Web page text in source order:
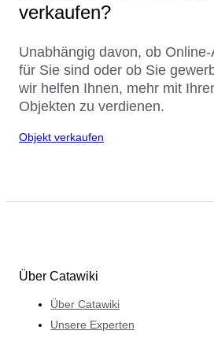
verkaufen?
Unabhängig davon, ob
für Sie sind oder ob Sie
wir helfen Ihnen, mehr mit
Objekten zu verdienen.
Objekt verkaufen
Über Catawiki
Über Catawiki
Unsere Experten